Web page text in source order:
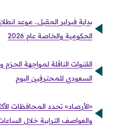
بداية فبراير المقبل.. موعد
الحكومية والخاصة عام 2026
القنوات الناقلة لمواجهة
السعودي للمحترفين اليوم
«الأرصاد» تحدد المحافظات
والعواصف الترابية خلال